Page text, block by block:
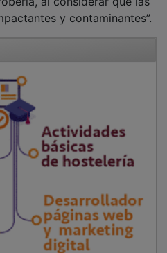
y contaminantes”.